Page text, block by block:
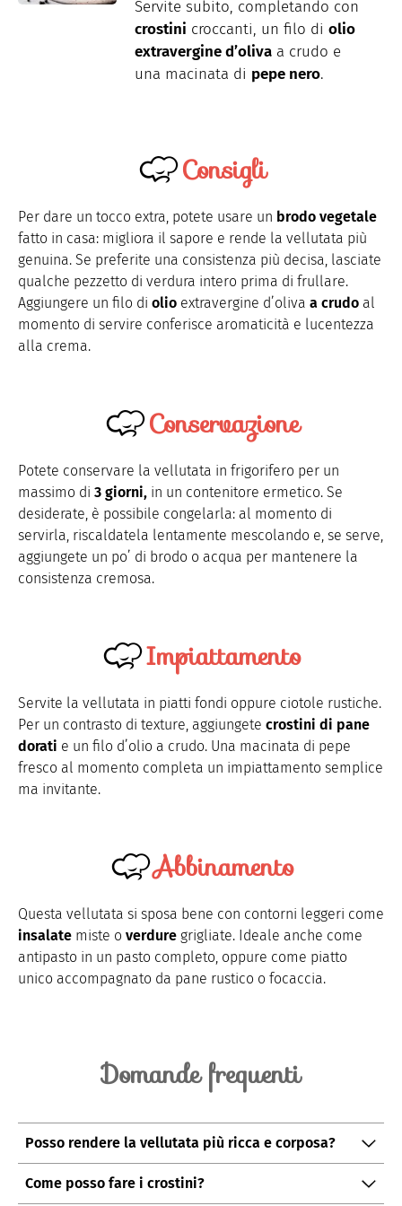
Servite subito, completando con
crostini croccanti, un filo di olio
extravergine d’oliva a crudo e
una macinata di pepe nero.
Consigli
Per dare un tocco extra, potete usare un brodo vegetale
fatto in casa: migliora il sapore e rende la vellutata più
genuina. Se preferite una consistenza più decisa, lasciate
qualche pezzetto di verdura intero prima di frullare.
Aggiungere un filo di olio extravergine d’oliva a crudo al
momento di servire conferisce aromaticità e lucentezza
alla crema.
Conservazione
Potete conservare la vellutata in frigorifero per un
massimo di 3 giorni, in un contenitore ermetico. Se
desiderate, è possibile congelarla: al momento di
servirla, riscaldatela lentamente mescolando e, se serve,
aggiungete un po’ di brodo o acqua per mantenere la
consistenza cremosa.
Impiattamento
Servite la vellutata in piatti fondi oppure ciotole rustiche.
Per un contrasto di texture, aggiungete crostini di pane
dorati e un filo d’olio a crudo. Una macinata di pepe
fresco al momento completa un impiattamento semplice
ma invitante.
Abbinamento
Questa vellutata si sposa bene con contorni leggeri come
insalate miste o verdure grigliate. Ideale anche come
antipasto in un pasto completo, oppure come piatto
unico accompagnato da pane rustico o focaccia.
Domande frequenti
Posso rendere la vellutata più ricca e corposa?
Certamente: aggiungendo una
panna
Come posso fare i crostini?